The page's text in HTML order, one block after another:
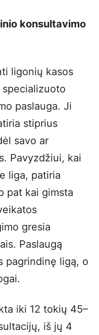
konsultavimo
ligonių kasos
specializuoto
paslauga. Ji
stiprius
savo ar
Pavyzdžiui, kai
liga, patiria
pat kai gimsta
gresia
Paslaugą
pagrindinę ligą, o
iki 12 tokių 45–
iš jų 4